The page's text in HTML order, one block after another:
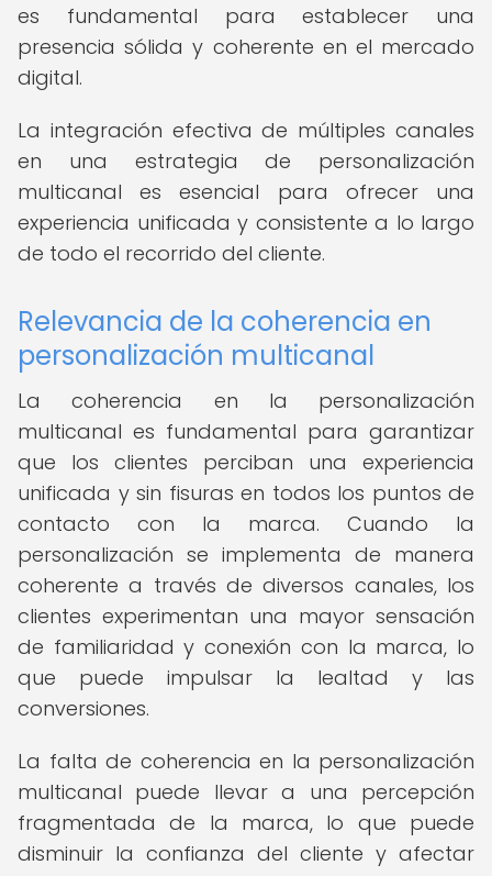
es fundamental para establecer una
presencia sólida y coherente en el mercado
digital.
La integración efectiva de múltiples canales
en una estrategia de personalización
multicanal es esencial para ofrecer una
experiencia unificada y consistente a lo largo
de todo el recorrido del cliente.
Relevancia de la coherencia en
personalización multicanal
La coherencia en la personalización
multicanal es fundamental para garantizar
que los clientes perciban una experiencia
unificada y sin fisuras en todos los puntos de
contacto con la marca. Cuando la
personalización se implementa de manera
coherente a través de diversos canales, los
clientes experimentan una mayor sensación
de familiaridad y conexión con la marca, lo
que puede impulsar la lealtad y las
conversiones.
La falta de coherencia en la personalización
multicanal puede llevar a una percepción
fragmentada de la marca, lo que puede
disminuir la confianza del cliente y afectar